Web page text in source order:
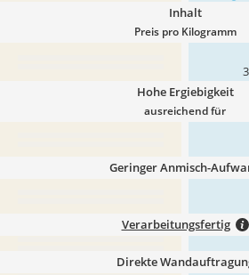
Inhalt
Preis pro Kilogramm
Hohe Ergiebigkeit
ausreichend für
Geringer Anmisch-
Verarbeitungsfertig
Direkte